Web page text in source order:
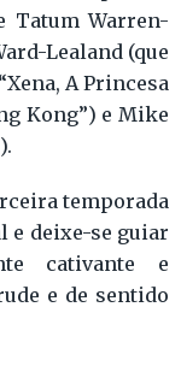
Tatum Warren-
Lealand (que
A Princesa
Kong”) e Mike
temporada
e deixe-se guiar
cativante e
e de sentido